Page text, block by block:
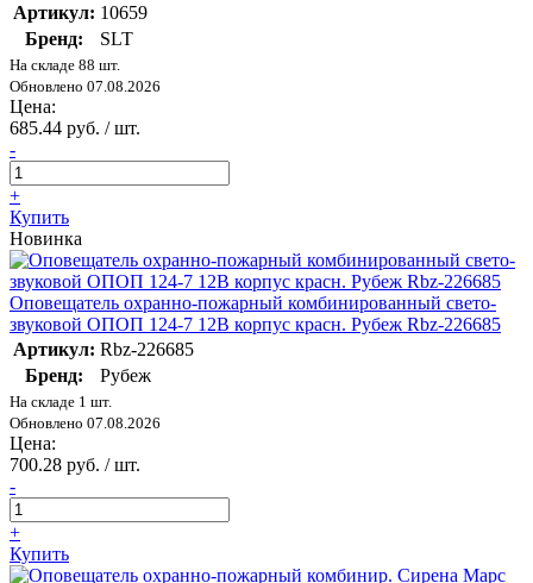
Артикул: 10659
Бренд:
SLT
На складе 88 шт.
Обновлено 07.08.2026
Цена:
685.44 руб. / шт.
-
+
Купить
Новинка
Оповещатель охранно-пожарный комбинированный свето-
звуковой ОПОП 124-7 12В корпус красн. Рубеж Rbz-226685
Артикул: Rbz-226685
Бренд:
Рубеж
На складе 1 шт.
Обновлено 07.08.2026
Цена:
700.28 руб. / шт.
-
+
Купить